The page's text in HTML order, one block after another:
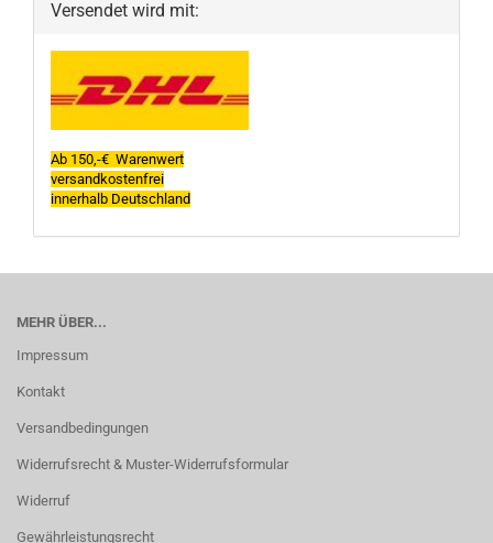
Versendet wird mit:
Ab 150,-€ Warenwert
versandkostenfrei
innerhalb Deutschland
MEHR ÜBER...
Impressum
Kontakt
Versandbedingungen
Widerrufsrecht & Muster-Widerrufsformular
Widerruf
Gewährleistungsrecht